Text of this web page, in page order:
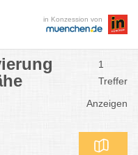
in Konzession von
1
Treffer
Anzeigen